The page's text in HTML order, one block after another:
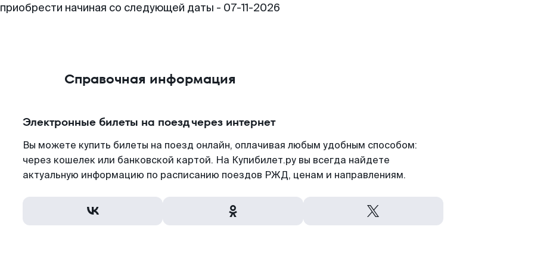
приобрести начиная со следующей даты - 07-11-2026
Справочная информация
Электронные билеты на поезд через интернет
Вы можете купить билеты на поезд онлайн, оплачивая любым удобным способом:
через кошелек или банковской картой. На Купибилет.ру вы всегда найдете
актуальную информацию по расписанию поездов РЖД, ценам и направлениям.